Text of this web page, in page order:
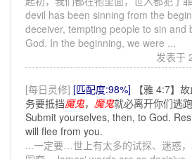
devil has been sinning from the
deceiver, tempting people to sin and
God. In the beginning, we were ...
发表于
[每日灵修] [匹配度:98%]
【雅 4:7】
务要抵挡魔鬼， 魔鬼就必离开你们逃
Submit yourselves, then, to God.
will flee from you.
...一定要…世上有太多的试探、迷惑